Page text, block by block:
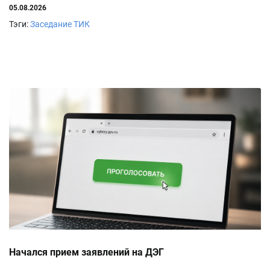
05.08.2026
Тэги:Заседание ТИК
Начался прием заявлений на ДЭГ